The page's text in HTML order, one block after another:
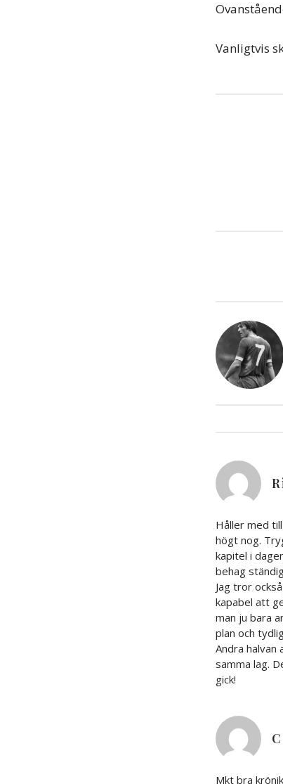
Vanligtvis
Håller med
högt nog.
kapitel i
behag
Jag tror
kapabel att
man ju bara
plan och
Andra
samma lag.
gick!
Mkt bra